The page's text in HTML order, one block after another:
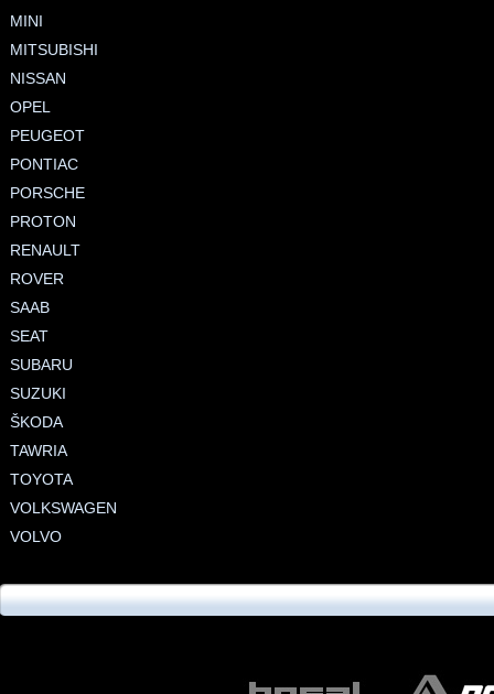
MINI
MITSUBISHI
NISSAN
OPEL
PEUGEOT
PONTIAC
PORSCHE
PROTON
RENAULT
ROVER
SAAB
SEAT
SUBARU
SUZUKI
ŠKODA
TAWRIA
TOYOTA
VOLKSWAGEN
VOLVO